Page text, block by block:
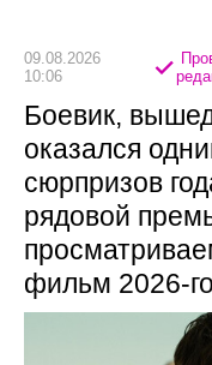
09.08.2026
10:06
Боевик,
оказался
сюрпризов
рядовой
фильм 2026-